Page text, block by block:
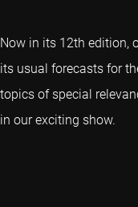
Now in its 12th edition,
its usual forecasts for
topics of special
in our exciting show.